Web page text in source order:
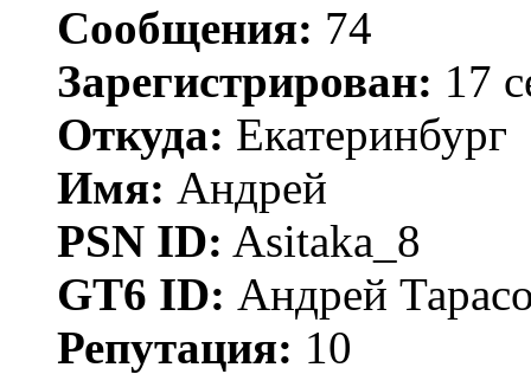
Сообщения: 74
Зарегистрирован: 17
Откуда: Екатеринбург
Имя: Андрей
PSN ID: Asitaka_8
GT6 ID: Андрей
Репутация: 10